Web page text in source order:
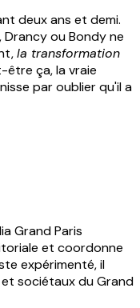
deux ans et demi.
Drancy ou Bondy ne
la transformation
être ça, la vraie
par oublier qu'il a
Grand Paris
et coordonne
expérimenté, il
sociétaux du Grand